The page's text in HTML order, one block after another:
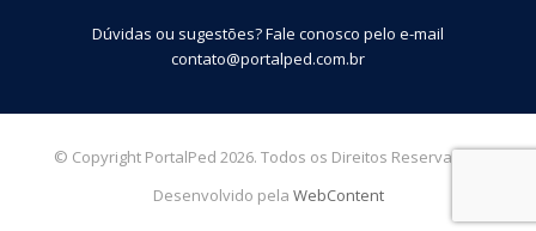
Dúvidas ou sugestões? Fale conosco pelo e-mail
contato@portalped.com.br
© Copyright PortalPed 2026. Todos os Direitos Reservados.
Desenvolvido pela WebContent